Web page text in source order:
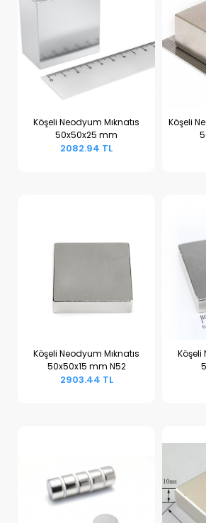
Sepete Ekle
Köşeli Neodyum Mıknatıs
50x50x25 mm
2082.94 TL
Köşeli
Sepete Ekle
Köşeli Neodyum Mıknatıs
50x50x15 mm N52
2903.44 TL
Köşeli